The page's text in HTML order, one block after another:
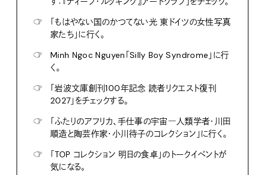
☞
「もはやない国のかつてない光 東ドイツの女性写真
家たち」に行く。
☞
Minh Ngoc Nguyen「Silly Boy Syndrome」に行
く。
☞
「岩波文庫創刊100年記念 読者リクエスト復刊
2027」をチェックする。
☞
「ふたりのアフリカ、手仕事の宇宙―人類学者・川田
順造と陶芸作家・小川待子のコレクション」に行く。
☞
「TOP コレクション 明日の食卓」のトークイベントが
気になる。